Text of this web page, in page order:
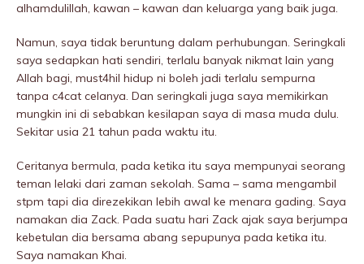
alhamdulillah, kawan – kawan dan keluarga yang baik juga.
Namun, saya tidak beruntung dalam perhubungan. Seringkali
saya sedapkan hati sendiri, terlalu banyak nikmat lain yang
Allah bagi, must4hil hidup ni boleh jadi terlalu sempurna
tanpa c4cat ceIanya. Dan seringkali juga saya memikirkan
mungkin ini di sebabkan kesilapan saya di masa muda dulu.
Sekitar usia 21 tahun pada waktu itu.
Ceritanya bermula, pada ketika itu saya mempunyai seorang
teman lelaki dari zaman sekolah. Sama – sama mengambil
stpm tapi dia direzekikan lebih awal ke menara gading. Saya
namakan dia Zack. Pada suatu hari Zack ajak saya berjumpa
kebetulan dia bersama abang sepupunya pada ketika itu.
Saya namakan Khai.